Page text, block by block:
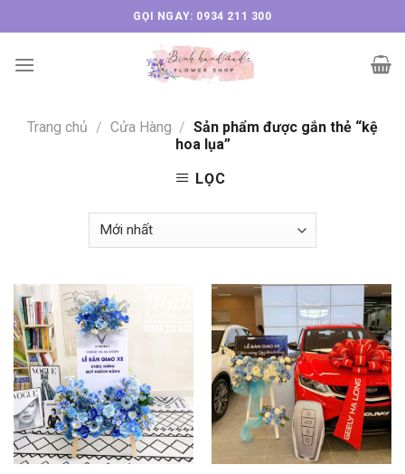
to
content
GỌI NGAY: 0934 211 300
Trang chủ / Cửa Hàng / Sản phẩm được gắn thẻ “kệ
hoa lụa”
LỌC